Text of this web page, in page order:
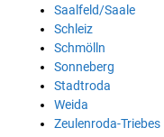
Saalfeld/Saale
Schleiz
Schmölln
Sonneberg
Stadtroda
Weida
Zeulenroda-Triebes